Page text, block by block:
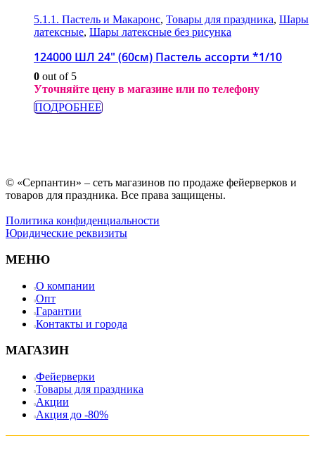
5.1.1. Пастель и Макаронс, Товары для праздника, Шары
латексные, Шары латексные без рисунка
124000 ШЛ 24″ (60см) Пастель ассорти *1/10
0 out of 5
Уточняйте цену в магазине или по телефону
ПОДРОБНЕЕ
© «Серпантин» – сеть магазинов по продаже фейерверков и
товаров для праздника. Все права защищены.
Политика конфиденциальности
Юридические реквизиты
МЕНЮ
О компании
Опт
Гарантии
Контакты и города
МАГАЗИН
Фейерверки
Товары для праздника
Акции
Акция до -80%